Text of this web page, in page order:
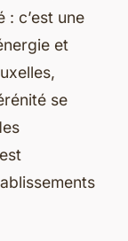
: c’est une
et
se